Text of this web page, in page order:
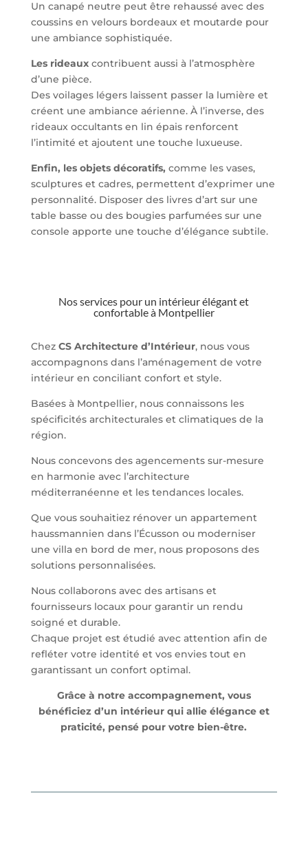
Un canapé neutre peut être rehaussé avec des
coussins en velours bordeaux et moutarde pour
une ambiance sophistiquée.
Les rideauxcontribuent aussi à l’atmosphère
d’une pièce.
Des voilages légers laissent passer la lumière et
créent une ambiance aérienne. À l’inverse, des
rideaux occultants en lin épais renforcent
l’intimité et ajoutent une touche luxueuse.
Enfin, les objets décoratifs, comme les vases,
sculptures et cadres, permettent d’exprimer une
personnalité. Disposer des livres d’art sur une
table basse ou des bougies parfumées sur une
console apporte une touche d’élégance subtile.
Nos services pour un intérieur élégant et
confortable à Montpellier
Chez CS Architecture d’Intérieur, nous vous
accompagnons dans l’aménagement de votre
intérieur en conciliant confort et style.
Basées à Montpellier, nous connaissons les
spécificités architecturales et climatiques de la
région.
Nous concevons des agencements sur-mesure
en harmonie avec l’architecture
méditerranéenne et les tendances locales.
Que vous souhaitiez rénover un appartement
haussmannien dans l’Écusson ou moderniser
une villa en bord de mer, nous proposons des
solutions personnalisées.
Nous collaborons avec des artisans et
fournisseurs locaux pour garantir un rendu
soigné et durable.
Chaque projet est étudié avec attention afin de
refléter votre identité et vos envies tout en
garantissant un confort optimal.
Grâce à notre accompagnement, vous
bénéficiez d’un intérieur qui allie élégance et
praticité, pensé pour votre bien-être.